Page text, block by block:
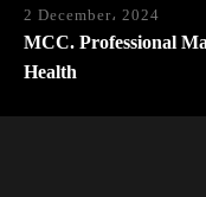
2 December، 2024
MCC. Professional
Health